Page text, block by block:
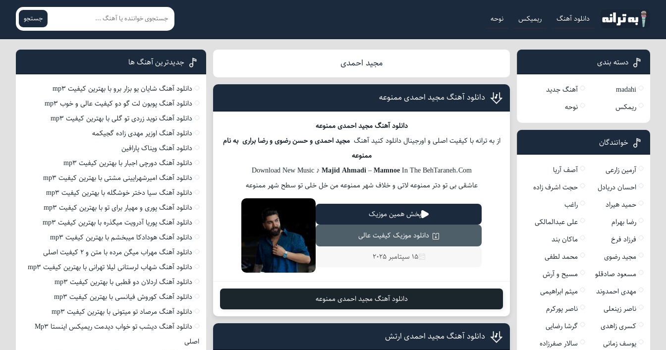
دانلود آهنگ ریمیکس نوحه جستجو
مجید احمدی
دانلود آهنگ مجید احمدی ممنوعه
دانلود آهنگ مجید احمدی ممنوعه
از به ترانه با کیفیت اصلی و اورجینال دانلود کنید آهنگمجید احمدی و حسن رضوی و رضا براری به نام
ممنوعه
Download New Music ♪ Majid Ahmadi–MamnoeIn The BehTaraneh.Com
عاشقی بی تو دتر ممنوعه لاتی و خلاف شهر ممنوعه من خل خلی تو سطح شهر ممنوعه
پخش همین موزیک
دانلود موزیک کیفیت عالی
15 سپتامبر 2025
دانلود آهنگ مجید احمدی ممنوعه
دانلود آهنگ مجید احمدی‌ ارتش
دسته بندی
madahi
آهنگ جدید
ریمکس
نوحه
خوانندگان
آرمین زارعی
آصف آریا
احسان دریادل
حجت اشرف زاده
حمید هیراد
راغب
رضا بهرام
علی عبدالمالکی
فرزاد فرخ
ماکان بند
مجید رضوی
محمد لطفی
مسعود صادقلو
مسیح و آرش
مهدی احمدوند
میثم ابراهیمی
ناصر زینعلی
ناصر پورکرم
کسری زاهدی
گرشا رضایی
یوسف زمانی
سالار صفرزاده
جدیدترین آهنگ ها
دانلود آهنگ شایان یو بزار برو با بهترین کیفیت mp3
دانلود آهنگ پوبون لت گو دو کیفیت عالی و خوب mp3
دانلود آهنگ نوید زردی تو گلی با بهترین کیفیت mp3
دانلود آهنگ اوزیر مهدی زاده گجیکمه
دانلود آهنگ ویناک پارافین
دانلود آهنگ دورچی اجبار با بهترین کیفیت mp3
دانلود آهنگ امیرشهرایینی مشتی با بهترین کیفیت mp3
دانلود آهنگ سیا دختر خوشگله با بهترین کیفیت mp3
دانلود آهنگ پوری و مهیار برای تو با بهترین کیفیت mp3
دانلود آهنگ پوریا آدرویت میگذره با بهترین کیفیت mp3
دانلود آهنگ هودادکا میبخشم با بهترین کیفیت mp3
دانلود آهنگ مهراب میگن مرده با متن و 2 کیفیت اصلی
دانلود آهنگ شهاب لرستانی لیلا تهرانی با بهترین کیفیت mp3
دانلود آهنگ اردلان دو قطبی با بهترین کیفیت mp3
دانلود آهنگ کوروش فیانسی با بهترین کیفیت mp3
دانلود آهنگ مرصاد تو میتونی با بهترین کیفیت mp3
دانلود آهنگ دیشب تو خواب دیدمت ریمیکس اینستا Mp3
اصلی